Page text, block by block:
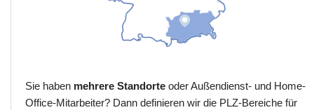
Sie haben mehrere Standorte oder Außendienst- und Home-
Office-Mitarbeiter? Dann definieren wir die PLZ-Bereiche für